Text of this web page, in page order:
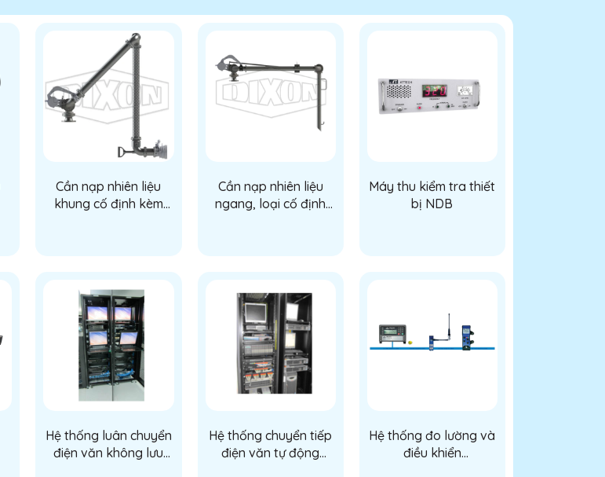
Cần nạp nhiên liệu
khung cố định kèm
Cần nạp nhiên liệu
ngang, loại cố định
Máy thu kiểm tra thiết
bị NDB
Hệ thống luân chuyển
điện văn không lưu
Hệ thống chuyển tiếp
điện văn tự động
Hệ thống đo lường và
điều khiển